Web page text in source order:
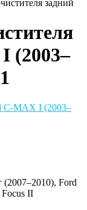
задний
(2003–
Ford
II